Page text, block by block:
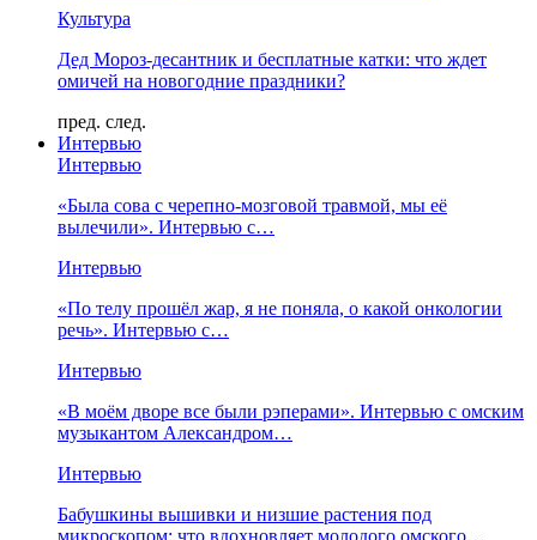
Культура
Дед Мороз-десантник и бесплатные катки: что ждет
омичей на новогодние праздники?
пред. след.
Интервью
Интервью
«Была сова с черепно-мозговой травмой, мы её
вылечили». Интервью с…
Интервью
«По телу прошёл жар, я не поняла, о какой онкологии
речь». Интервью с…
Интервью
«В моём дворе все были рэперами». Интервью с омским
музыкантом Александром…
Интервью
Бабушкины вышивки и низшие растения под
микроскопом: что вдохновляет молодого омского…